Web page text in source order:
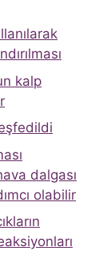
kalp
dalgası
olabilir